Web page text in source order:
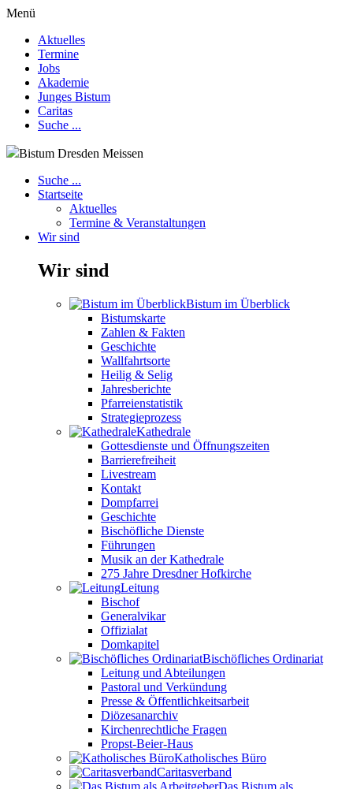
Menü
Aktuelles
Termine
Jobs
Akademie
Junges Bistum
Caritas
Suche ...
Bistum Dresden Meissen
Suche ...
Startseite
Aktuelles
Termine & Veranstaltungen
Wir sind
Wir sind
Bistum im Überblick
Bistumskarte
Zahlen & Fakten
Geschichte
Wallfahrtsorte
Heilig & Selig
Jahresberichte
Pfarreienstatistik
Strategieprozess
Kathedrale
Gottesdienste und Öffnungszeiten
Barrierefreiheit
Livestream
Kontakt
Dompfarrei
Geschichte
Bischöfliche Dienste
Führungen
Musik an der Kathedrale
275 Jahre Dresdner Hofkirche
Leitung
Bischof
Generalvikar
Offizialat
Domkapitel
Bischöfliches Ordinariat
Leitung und Abteilungen
Pastoral und Verkündung
Presse & Öffentlichkeitsarbeit
Diözesanarchiv
Kirchenrechtliche Fragen
Propst-Beier-Haus
Katholisches Büro
Caritasverband
Das Bistum als